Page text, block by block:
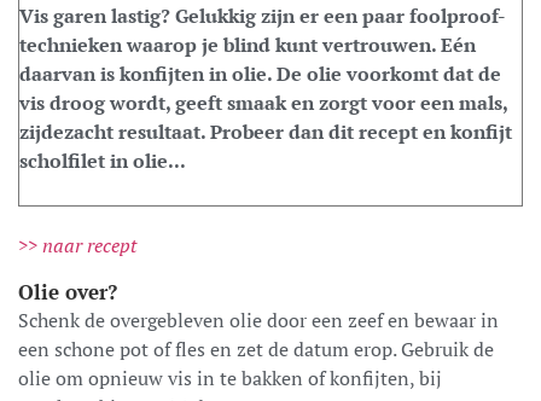
Vis garen lastig? Gelukkig zijn er een paar foolproof-
technieken waarop je blind kunt vertrouwen. Eén
daarvan is konfijten in olie. De olie voorkomt dat de
vis droog wordt, geeft smaak en zorgt voor een mals,
zijdezacht resultaat. Probeer dan dit recept en konfijt
scholfilet in olie...
>> naar recept
Olie over?
Schenk de overgebleven olie door een zeef en bewaar in
een schone pot of fles en zet de datum erop. Gebruik de
olie om opnieuw vis in te bakken of konfijten, bij